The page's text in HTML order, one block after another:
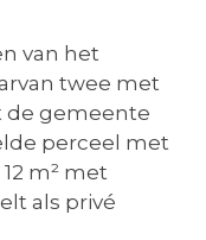
van het
twee met
de gemeente
perceel met
m² met
als privé